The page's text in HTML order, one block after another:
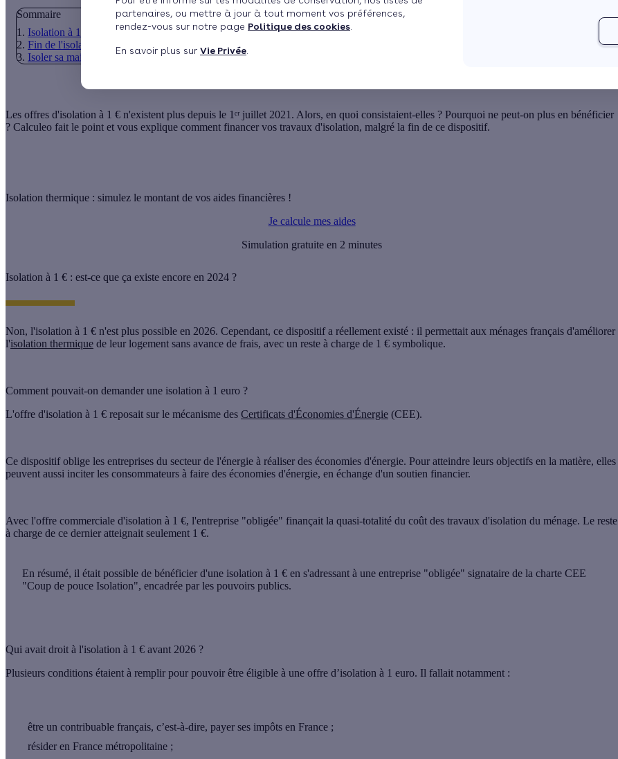
partenaires, ou mettre à jour à tout moment vos préférences,
rendez-vous sur notre page Politique des cookies
En savoir plus sur Vie Privée
Sommaire
Isolation à 1 € : est-ce que ça existe encore en 2024 ?
Fin de l'isolation à 1 € : quelles alternatives en 2024 ?
Isoler sa maison : quels avantages ?
Les offres d'isolation à 1 € n'existent plus depuis le 1ᵉʳ juillet 2021 . Alors, en quoi consistaient-elles ? Pourquoi ne peut-on plus en bénéficier
? Calculeo fait le point et vous explique comment financer vos travaux d'isolation, malgré la fin de ce dispositif.
Isolation thermique : simulez le montant de vos aides financières !
Je calcule mes aides
Simulation gratuite en 2 minutes
Isolation à 1 € : est-ce que ça existe encore en 2024 ?
Non, l'isolation à 1 € n'est plus possible en 2026. Cependant, ce dispositif a réellement existé : il permettait aux ménages français d'améliorer
l'isolation thermique de leur logement sans avance de frais, avec un reste à charge de 1 € symbolique.
Comment pouvait-on demander une isolation à 1 euro ?
L'offre d'isolation à 1 € reposait sur le mécanisme des Certificats d'Économies d'Énergie (CEE).
Ce dispositif oblige les entreprises du secteur de l'énergie à réaliser des économies d'énergie. Pour atteindre leurs objectifs en la matière, elles
peuvent aussi inciter les consommateurs à faire des économies d'énergie, en échange d'un soutien financier.
Avec l'offre commerciale d'isolation à 1 €, l'entreprise "obligée" finançait la quasi-totalité du coût des travaux d'isolation du ménage. Le reste
à charge de ce dernier atteignait seulement 1 €.
En résumé, il était possible de bénéficier d'une isolation à 1 € en s'adressant à une entreprise "obligée" signataire de la charte CEE
"Coup de pouce Isolation", encadrée par les pouvoirs publics.
Qui avait droit à l'isolation à 1 € avant 2026 ?
Plusieurs conditions étaient à remplir pour pouvoir être éligible à une offre d’isolation à 1 euro. Il fallait notamment :
être un contribuable français, c’est-à-dire, payer ses impôts en France ;
résider en France métropolitaine ;